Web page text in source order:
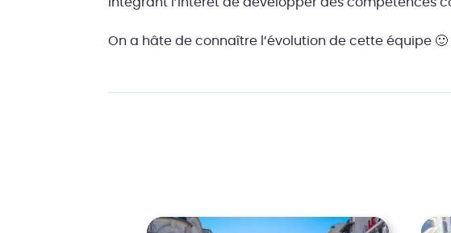
On a hâte de connaître l’évolution de cette équipe 🙂